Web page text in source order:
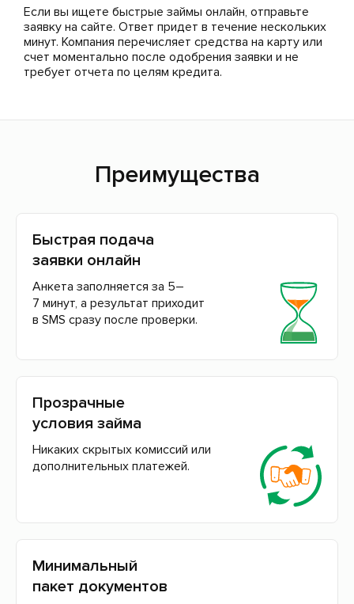
Если вы ищете быстрые займы онлайн, отправьте
заявку на сайте. Ответ придет в течение нескольких
минут. Компания перечисляет средства на карту или
счет моментально после одобрения заявки и не
требует отчета по целям кредита.
Преимущества
Быстрая подача
заявки онлайн
Анкета заполняется за 5–
7 минут, а результат приходит
в SMS сразу после проверки.
Прозрачные
условия займа
Никаких скрытых комиссий или
дополнительных платежей.
Минимальный
пакет документов